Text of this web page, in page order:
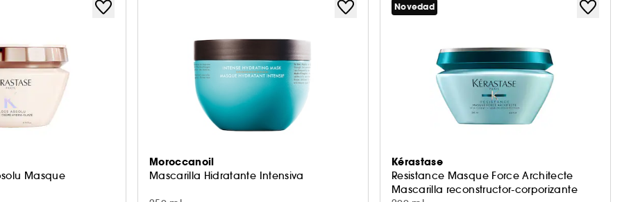
Masque
Moroccanoil
Mascarilla Hidratante Intensiva
Novedad
Kérastase
Resistance Masque Force Architecte
Mascarilla reconstructor-corporizante